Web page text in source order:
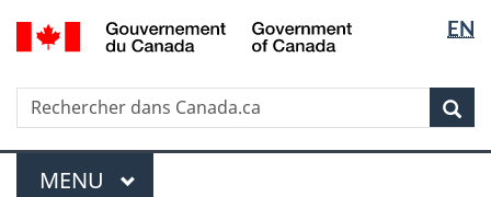
Passer
au
principal
Passer
à
sujet
du
gouvernement »
Passer
à
version
HTML
simplifiée
la
langue
EN
Rechercher
Rechercher
dans
Canada.ca
Menu
MENU PRINCIPAL